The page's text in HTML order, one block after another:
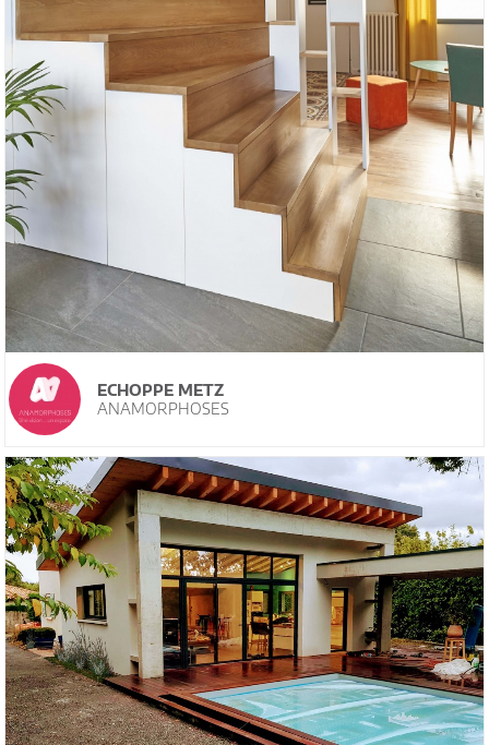
ECHOPPE METZ
ANAMORPHOSES